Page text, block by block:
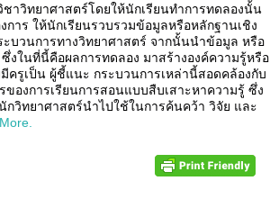
ชาวิทยาศาสตร์โดยให้นักเรียนทำการทดลองนั้น
าร ให้นักเรียนรวบรวมข้อมูลหรือหลักฐานเชิง
บวนการทางวิทยาศาสตร์ จากนั้นนำข้อมูล หรือ
งในที่นี้คือผลการทดลอง มาสร้างองค์ความรู้หรือ
ครูเป็น ผู้ชี้แนะ กระบวนการเหล่านี้สอดคล้องกับ
องการเรียนการสอนแบบสืบเสาะหาความรู้ ซึ่ง
กวิทยาศาสตร์นำไปใช้ในการค้นคว้า วิจัย และ